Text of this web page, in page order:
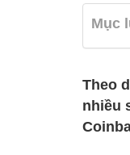
Mục
Theo
nhiều